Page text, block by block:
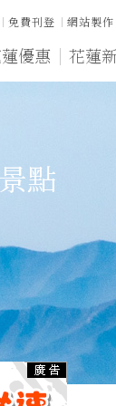
優惠 花蓮
免費刊登 網站製
點